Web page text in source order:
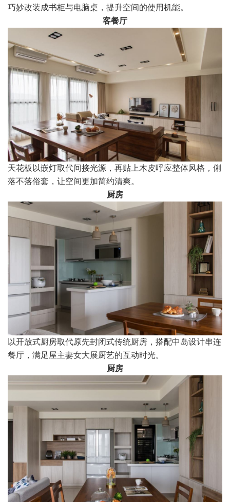
巧妙改装成书柜与电脑桌，提升空间的使用机能。
客餐厅
天花板以嵌灯取代间接光源，再贴上木皮呼应整体风格，俐
落不落俗套，让空间更加简约清爽。
厨房
以开放式厨房取代原先封闭式传统厨房，搭配中岛设计串连
餐厅，满足屋主妻女大展厨艺的互动时光。
厨房